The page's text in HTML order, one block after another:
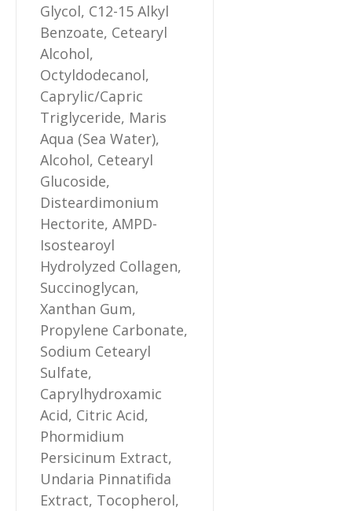
Glycol, C12-15 Alkyl
Benzoate, Cetearyl
Alcohol,
Octyldodecanol,
Caprylic/Capric
Triglyceride, Maris
Aqua (Sea Water),
Alcohol, Cetearyl
Glucoside,
Disteardimonium
Hectorite, AMPD-
Isostearoyl
Hydrolyzed Collagen,
Succinoglycan,
Xanthan Gum,
Propylene Carbonate,
Sodium Cetearyl
Sulfate,
Caprylhydroxamic
Acid, Citric Acid,
Phormidium
Persicinum Extract,
Undaria Pinnatifida
Extract, Tocopherol,